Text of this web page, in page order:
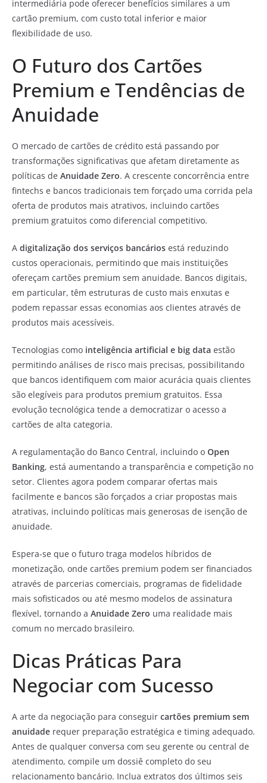
intermediária pode oferecer benefícios similares a um
cartão premium, com custo total inferior e maior
flexibilidade de uso.
O Futuro dos Cartões
Premium e Tendências de
Anuidade
O mercado de cartões de crédito está passando por
transformações significativas que afetam diretamente as
políticas de Anuidade Zero. A crescente concorrência entre
fintechs e bancos tradicionais tem forçado uma corrida pela
oferta de produtos mais atrativos, incluindo cartões
premium gratuitos como diferencial competitivo.
A digitalização dos serviços bancários está reduzindo
custos operacionais, permitindo que mais instituições
ofereçam cartões premium sem anuidade. Bancos digitais,
em particular, têm estruturas de custo mais enxutas e
podem repassar essas economias aos clientes através de
produtos mais acessíveis.
Tecnologias como inteligência artificial e big data estão
permitindo análises de risco mais precisas, possibilitando
que bancos identifiquem com maior acurácia quais clientes
são elegíveis para produtos premium gratuitos. Essa
evolução tecnológica tende a democratizar o acesso a
cartões de alta categoria.
A regulamentação do Banco Central, incluindo o Open
Banking, está aumentando a transparência e competição no
setor. Clientes agora podem comparar ofertas mais
facilmente e bancos são forçados a criar propostas mais
atrativas, incluindo políticas mais generosas de isenção de
anuidade.
Espera-se que o futuro traga modelos híbridos de
monetização, onde cartões premium podem ser financiados
através de parcerias comerciais, programas de fidelidade
mais sofisticados ou até mesmo modelos de assinatura
flexível, tornando a Anuidade Zero uma realidade mais
comum no mercado brasileiro.
Dicas Práticas Para
Negociar com Sucesso
A arte da negociação para conseguir cartões premium sem
anuidade requer preparação estratégica e timing adequado.
Antes de qualquer conversa com seu gerente ou central de
atendimento, compile um dossiê completo do seu
relacionamento bancário. Inclua extratos dos últimos seis